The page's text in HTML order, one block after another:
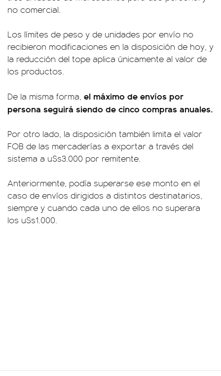
no comercial.
Los límites de peso y de unidades por envío no
recibieron modificaciones en la disposición de hoy, y
la reducción del tope aplica únicamente al valor de
los productos.
De la misma forma, el máximo de envíos por
persona seguirá siendo de cinco compras anuales.
Por otro lado, la disposición también limita el valor
FOB de las mercaderías a exportar a través del
sistema a u$s3.000 por remitente.
Anteriormente, podía superarse ese monto en el
caso de envíos dirigidos a distintos destinatarios,
siempre y cuando cada uno de ellos no superara
los u$s1.000.